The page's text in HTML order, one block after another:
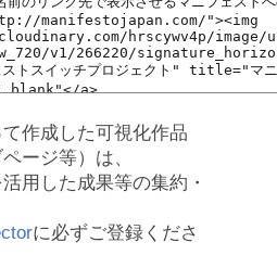
作成した可視化作品
ージ等）は、
用した成果等の集約・
に必ずご登録くださ